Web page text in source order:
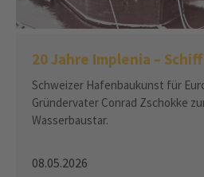
20 Jahre Implenia –
Schweizer Hafenbaukunst für
Gründervater Conrad Zschokke
Wasserbaustar.
08.05.2026